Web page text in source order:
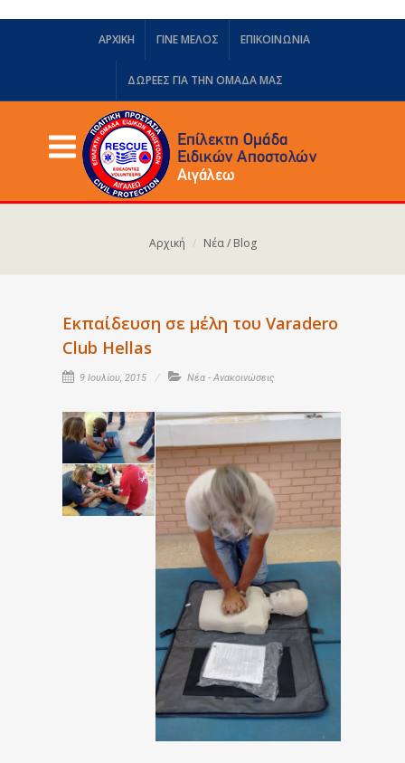
ΑΡΧΙΚΗ ΓΙΝΕ ΜΕΛΟΣ ΕΠΙΚΟΙΝΩΝΙΑ
ΔΩΡΕΈΣ ΓΙΑ ΤΗΝ ΟΜΆΔΑ ΜΑΣ
Αρχική Νέα / Blog
Εκπαίδευση σε μέλη του Varadero
Club Hellas
9 Ιουλίου, 2015 Νέα - Ανακοινώσεις